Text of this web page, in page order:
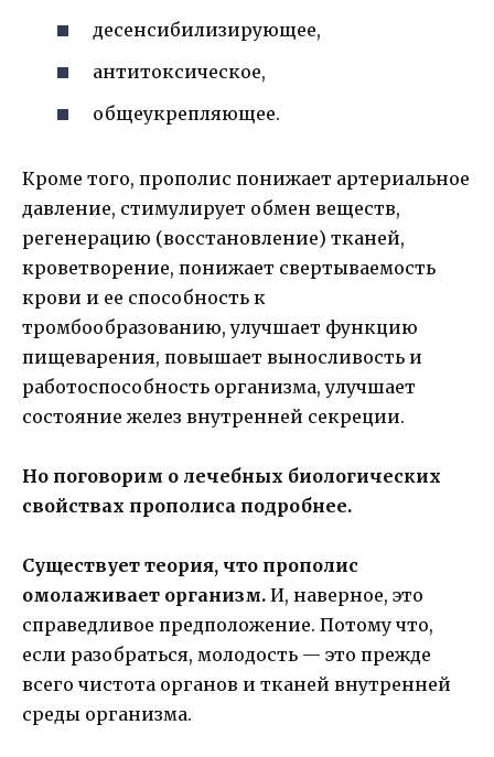
десенсибилизирующее,
антитоксическое,
общеукрепляющее.
Кроме того, прополис понижает артериальное
давление, стимулирует обмен веществ,
регенерацию (восстановление) тканей,
кроветворение, понижает свертываемость
крови и ее способность к
тромбообразованию, улучшает функцию
пищеварения, повышает выносливость и
работоспособность организма, улучшает
состояние желез внутренней секреции.
Но поговорим о лечебных биологических
свойствах прополиса подробнее.
Существует теория, что прополис
омолаживает организм. И, наверное, это
справедливое предположение. Потому что,
если разобраться, молодость — это прежде
всего чистота органов и тканей внутренней
среды организма.